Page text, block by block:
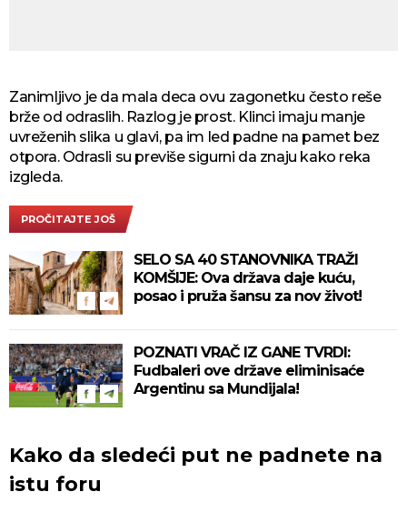
Zanimljivo je da mala deca ovu zagonetku često reše
brže od odraslih. Razlog je prost. Klinci imaju manje
uvreženih slika u glavi, pa im led padne na pamet bez
otpora. Odrasli su previše sigurni da znaju kako reka
izgleda.
PROČITAJTE JOŠ
SELO SA 40 STANOVNIKA TRAŽI
KOMŠIJE: Ova država daje kuću,
posao i pruža šansu za nov život!
POZNATI VRAČ IZ GANE TVRDI:
Fudbaleri ove države eliminisaće
Argentinu sa Mundijala!
Kako da sledeći put ne padnete na
istu foru